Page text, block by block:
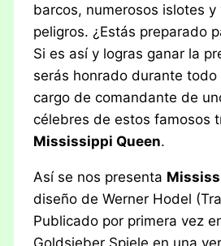
barcos, numerosos islotes y
peligros. ¿Estás preparado
Si es así y logras ganar la
serás honrado durante todo
cargo de comandante de
célebres de estos famosos
Mississippi Queen.
Así se nos presenta
diseño de Werner Hodel
Publicado por primera vez
Goldsieber Spiele en una